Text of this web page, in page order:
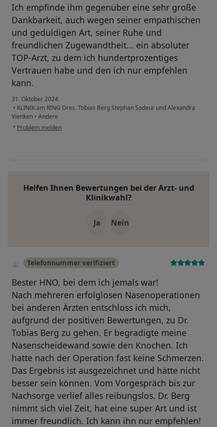
Ich empfinde ihm gegenüber eine sehr große
Dankbarkeit, auch wegen seiner empathischen
und geduldigen Art, seiner Ruhe und
freundlichen Zugewandtheit... ein absoluter
TOP-Arzt, zu dem ich hundertprozentiges
Vertrauen habe und den ich nur empfehlen
kann.
31. Oktober 2024
• KLINIK am RING Dres. Tobias Berg Stephan Sodeur und Alexandra
Vienken • Andere
• Problem melden
Helfen Ihnen Bewertungen bei der Arzt- und
Klinikwahl?
Ja Nein
Telefonnummer verifiziert
Bester HNO, bei dem ich jemals war!
Nach mehreren erfolglosen Nasenoperationen
bei anderen Ärzten entschloss ich mich,
aufgrund der positiven Bewertungen, zu Dr.
Tobias Berg zu gehen. Er begradigte meine
Nasenscheidewand sowie den Knochen. Ich
hatte nach der Operation fast keine Schmerzen.
Das Ergebnis ist ausgezeichnet und hätte nicht
besser sein können. Vom Vorgespräch bis zur
Nachsorge verlief alles reibungslos. Dr. Berg
nimmt sich viel Zeit, hat eine super Art und ist
immer freundlich. Ich kann ihn nur empfehlen!